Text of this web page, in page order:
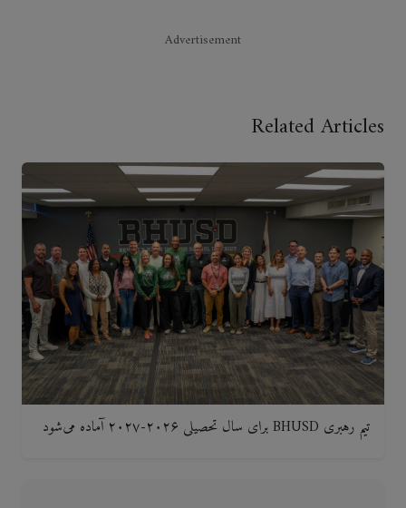
Advertisement
Related Articles
تیم رهبری BHUSD برای سال تحصیلی ۲۰۲۶-۲۰۲۷ آماده می‌شود